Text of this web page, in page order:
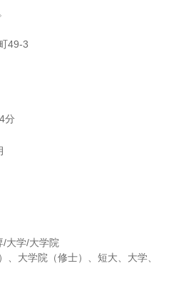
49-3
分
/大学/大学院
、大学院（修士）、短大、大学、